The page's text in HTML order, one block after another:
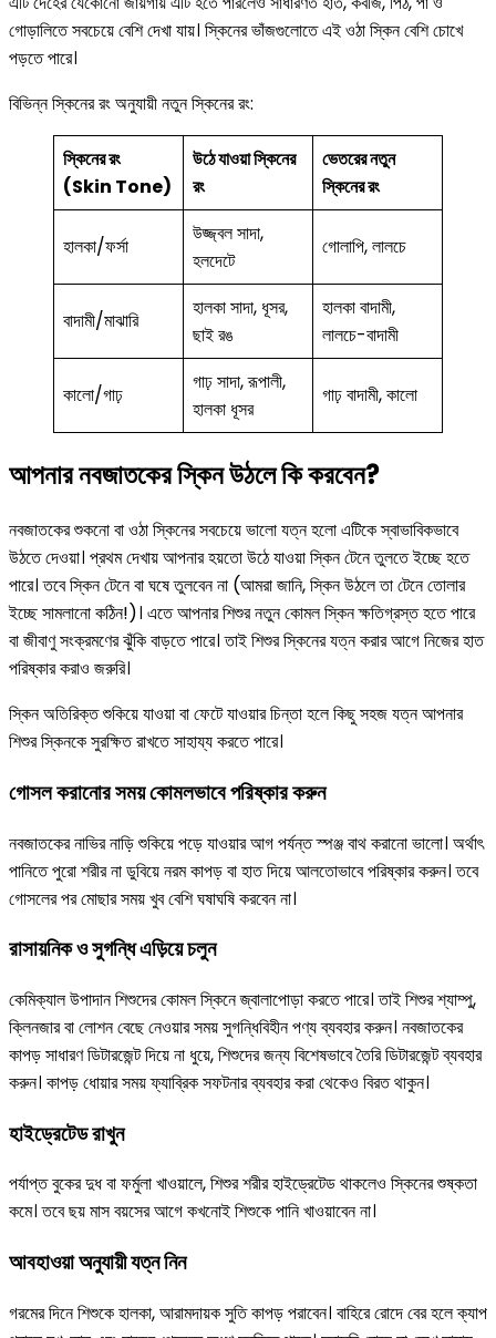
গোড়ালিতে সবচেয়ে বেশি দেখা যায়। স্কিনের ভাঁজগুলোতে এই ওঠা স্কিন বেশি চোখে
পড়তে পারে।
বিভিন্ন স্কিনের রং অনুযায়ী নতুন স্কিনের রং:
স্কিনের রং
(Skin Tone)
উঠে যাওয়া স্কিনের
রং
ভেতরের নতুন
স্কিনের রং
হালকা/ফর্সা
উজ্জ্বল সাদা,
হলদেটে
গোলাপি, লালচে
বাদামী/মাঝারি
হালকা সাদা, ধূসর,
ছাই রঙ
হালকা বাদামী,
লালচে-বাদামী
কালো/গাঢ়
গাঢ় সাদা, রূপালী,
হালকা ধূসর
গাঢ় বাদামী, কালো
আপনার নবজাতকের স্কিন উঠলে কি করবেন?
নবজাতকের শুকনো বা ওঠা স্কিনের সবচেয়ে ভালো যত্ন হলো এটিকে স্বাভাবিকভাবে
উঠতে দেওয়া। প্রথম দেখায় আপনার হয়তো উঠে যাওয়া স্কিন টেনে তুলতে ইচ্ছে হতে
পারে। তবে স্কিন টেনে বা ঘষে তুলবেন না (আমরা জানি, স্কিন উঠলে তা টেনে তোলার
ইচ্ছে সামলানো কঠিন!)। এতে আপনার শিশুর নতুন কোমল স্কিন ক্ষতিগ্রস্ত হতে পারে
বা জীবাণু সংক্রমণের ঝুঁকি বাড়তে পারে। তাই শিশুর স্কিনের যত্ন করার আগে নিজের হাত
পরিষ্কার করাও জরুরি।
স্কিন অতিরিক্ত শুকিয়ে যাওয়া বা ফেটে যাওয়ার চিন্তা হলে কিছু সহজ যত্ন আপনার
শিশুর স্কিনকে সুরক্ষিত রাখতে সাহায্য করতে পারে।
গোসল করানোর সময় কোমলভাবে পরিষ্কার করুন
নবজাতকের নাভির নাড়ি শুকিয়ে পড়ে যাওয়ার আগ পর্যন্ত স্পঞ্জ বাথ করানো ভালো। অর্থাৎ
পানিতে পুরো শরীর না ডুবিয়ে নরম কাপড় বা হাত দিয়ে আলতোভাবে পরিষ্কার করুন। তবে
গোসলের পর মোছার সময় খুব বেশি ঘষাঘষি করবেন না।
রাসায়নিক ও সুগন্ধি এড়িয়ে চলুন
কেমিক্যাল উপাদান শিশুদের কোমল স্কিনে জ্বালাপোড়া করতে পারে। তাই শিশুর শ্যাম্পু,
ক্লিনজার বা লোশন বেছে নেওয়ার সময় সুগন্ধিবিহীন পণ্য ব্যবহার করুন। নবজাতকের
কাপড় সাধারণ ডিটারজেন্ট দিয়ে না ধুয়ে, শিশুদের জন্য বিশেষভাবে তৈরি ডিটারজেন্ট ব্যবহার
করুন। কাপড় ধোয়ার সময় ফ্যাব্রিক সফটনার ব্যবহার করা থেকেও বিরত থাকুন।
হাইড্রেটেড রাখুন
পর্যাপ্ত বুকের দুধ বা ফর্মুলা খাওয়ালে, শিশুর শরীর হাইড্রেটেড থাকলেও স্কিনের শুষ্কতা
কমে। তবে ছয় মাস বয়সের আগে কখনোই শিশুকে পানি খাওয়াবেন না।
আবহাওয়া অনুযায়ী যত্ন নিন
গরমের দিনে শিশুকে হালকা, আরামদায়ক সুতি কাপড় পরাবেন। বাহিরে রোদে বের হলে ক্যাপ